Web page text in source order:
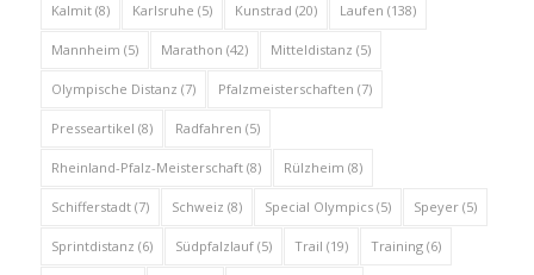
Kalmit(8) Karlsruhe (5) Kunstrad (20) Laufen (138)
Mannheim (5) Marathon (42) Mitteldistanz (5)
Olympische Distanz (7) Pfalzmeisterschaften (7)
Presseartikel (8) Radfahren (5)
Rheinland-Pfalz-Meisterschaft(8) Rülzheim (8)
Schifferstadt(7) Schweiz (8) Special Olympics(5) Speyer(5)
Sprintdistanz (6) Südpfalzlauf(5) Trail (19) Training(6)